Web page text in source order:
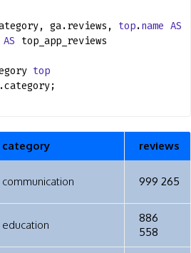
ga.reviews, top.name AS
AS top_app_reviews
top
.category;
category reviews
communication 999 265
education
886
558